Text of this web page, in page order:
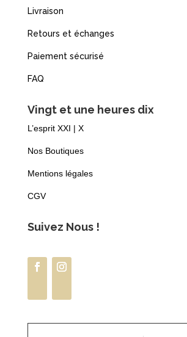
Livraison
Retours et échanges
Paiement sécurisé
FAQ
Vingt et une heures dix
L’esprit XXI | X
Nos Boutiques
Mentions légales
CGV
Suivez Nous !